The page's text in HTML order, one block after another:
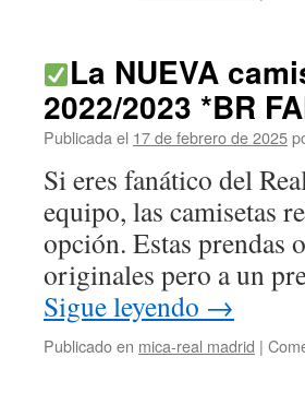
La NUEVA
2022/2023 *BR
Publicada el 17 de febrero de 2025
Si eres fanático del
equipo, las camisetas
opción. Estas prendas
originales pero a un
Sigue leyendo →
Publicado en mica-real madrid |